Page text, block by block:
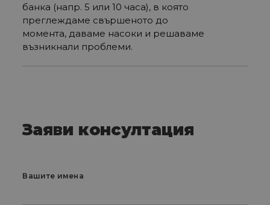
банка (напр. 5 или 10 часа), в която
преглеждаме свършеното до
момента, даваме насоки и решаваме
възникнали проблеми.
Заяви консултация
Вашите имена